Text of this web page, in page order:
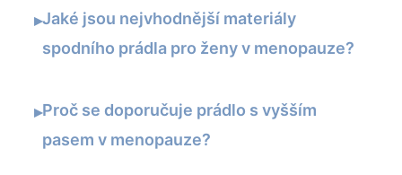
▸Jaké jsou nejvhodnější materiály
spodního prádla pro ženy v menopauze?
▸Proč se doporučuje prádlo s vyšším
pasem v menopauze?